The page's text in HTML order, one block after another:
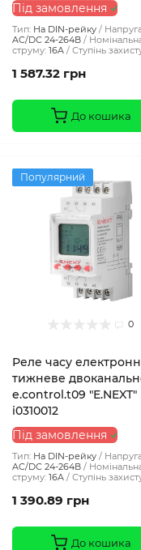
Під замовлення
Тип: На DIN-рейку
AC/DC 24-264В
струму: 16A Ступінь
1 587.32 грн
До кошика
Популярний
0
Реле часу
тижневе
e.control.t09 "E.NEXT"
i0310012
Під замовлення
Тип: На DIN-рейку
AC/DC 24-264В
струму: 16A Ступінь
1 390.89 грн
До кошика